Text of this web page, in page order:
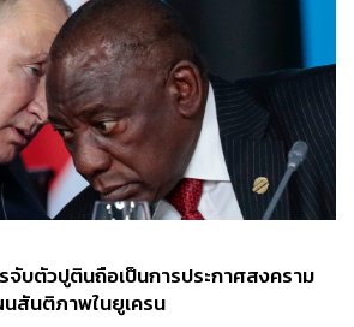
จับตัวปูตินถือเป็นการประกาศสงคราม
สันติภาพในยูเครน